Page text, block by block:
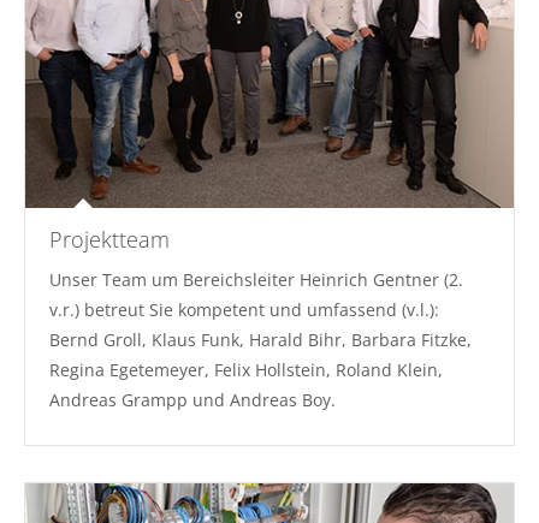
Projektteam
Unser Team um Bereichsleiter Heinrich Gentner (2.
v.r.) betreut Sie kompetent und umfassend (v.l.):
Bernd Groll, Klaus Funk, Harald Bihr, Barbara Fitzke,
Regina Egetemeyer, Felix Hollstein, Roland Klein,
Andreas Grampp und Andreas Boy.